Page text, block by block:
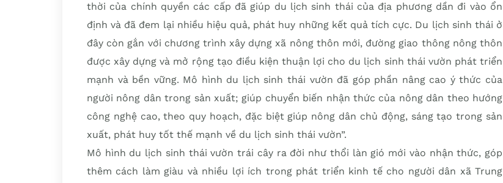
thời của chính quyền các cấp đã giúp du lịch sinh thái của địa phương dần đi vào ổn
định và đã đem lại nhiều hiệu quả, phát huy những kết quả tích cực. Du lịch sinh thái ở
đây còn gắn với chương trình xây dựng xã nông thôn mới, đường giao thông nông thôn
được xây dựng và mở rộng tạo điều kiện thuận lợi cho du lịch sinh thái vườn phát triển
mạnh và bền vững. Mô hình du lịch sinh thái vườn đã góp phần nâng cao ý thức của
người nông dân trong sản xuất; giúp chuyển biến nhận thức của nông dân theo hướng
công nghệ cao, theo quy hoạch, đặc biệt giúp nông dân chủ động, sáng tạo trong sản
xuất, phát huy tốt thế mạnh về du lịch sinh thái vườn”.
Mô hình du lịch sinh thái vườn trái cây ra đời như thổi làn gió mới vào nhận thức, góp
thêm cách làm giàu và nhiều lợi ích trong phát triển kinh tế cho người dân xã Trung